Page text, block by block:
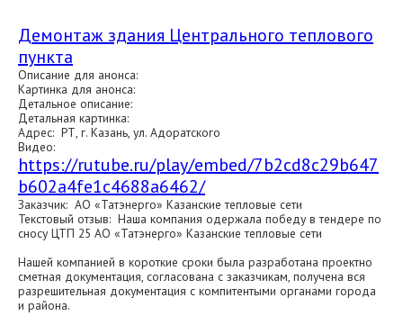
Демонтаж здания Центрального теплового
пункта
Описание для анонса:
Картинка для анонса:
Детальное описание:
Детальная картинка:
Адрес: РТ, г. Казань, ул. Адоратского
Видео:
https://rutube.ru/play/embed/7b2cd8c29b647
b602a4fe1c4688a6462/
Заказчик: АО «Татэнерго» Казанские тепловые сети
Текстовый отзыв: Наша компания одержала победу в тендере по
сносу ЦТП 25 АО «Татэнерго» Казанские тепловые сети
Нашей компанией в короткие сроки была разработана проектно
сметная документация, согласована с заказчикам, получена вся
разрешительная документация с компитентыми органами города
и района.